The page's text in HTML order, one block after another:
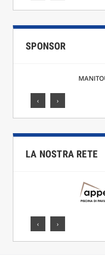
SPONSOR
‹ ›
LA NOSTRA RETE
‹ ›